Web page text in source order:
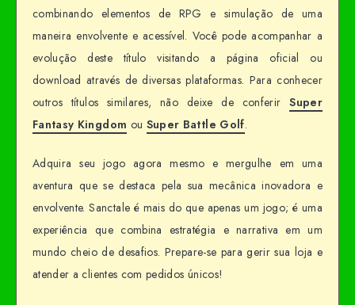
combinando elementos de RPG e simulação de uma
maneira envolvente e acessível. Você pode acompanhar a
evolução deste título visitando a página oficial ou
download através de diversas plataformas. Para conhecer
outros títulos similares, não deixe de conferirSuper
Fantasy Kingdom ou Super Battle Golf.
Adquira seu jogo agora mesmo e mergulhe em uma
aventura que se destaca pela sua mecânica inovadora e
envolvente. Sanctale é mais do que apenas um jogo; é uma
experiência que combina estratégia e narrativa em um
mundo cheio de desafios. Prepare-se para gerir sua loja e
atender a clientes com pedidos únicos!